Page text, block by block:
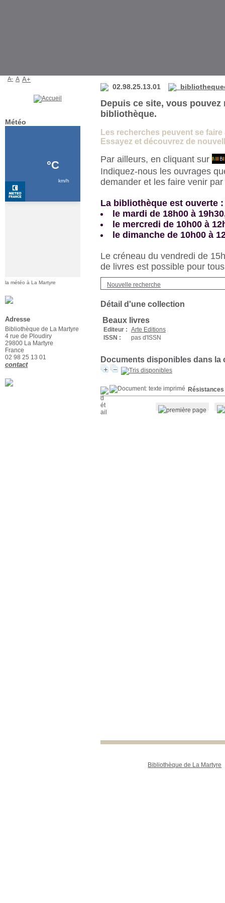
Les recherches peuvent se
Essayez et découvrez de
Par ailleurs, en cliquant sur
Indiquez-nous les ouvrages
demander et les faire venir
La bibliothèque est ouverte :
le mardi de 18h00 à
le mercredi de 10h00 à
le dimanche de 10h00 à
Le créneau du vendredi de
de livres est possible pour
Nouvelle recherche
Détail d'une collection
Beaux livres
Editeur : Arte Editions
ISSN :
pas d'ISSN
Documents disponibles dans la
Résistances
Bibliothèque de La Martyre
02.98.25.13.01
Depuis ce site, vous
bibliothèque.
A- A A+
Météo
la météo à La Martyre
Adresse
Bibliothèque de La Martyre
4 rue de Ploudiry
29800 La Martyre
France
02 98 25 13 01
contact